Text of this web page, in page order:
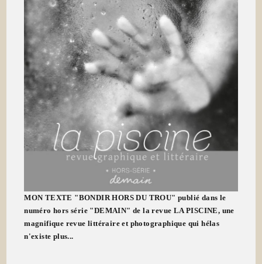
MON TEXTE "BONDIR HORS DU TROU" publié dans le
numéro hors série "DEMAIN" de la revue LA PISCINE, une
magnifique revue littéraire et photographique qui hélas
n'existe plus...